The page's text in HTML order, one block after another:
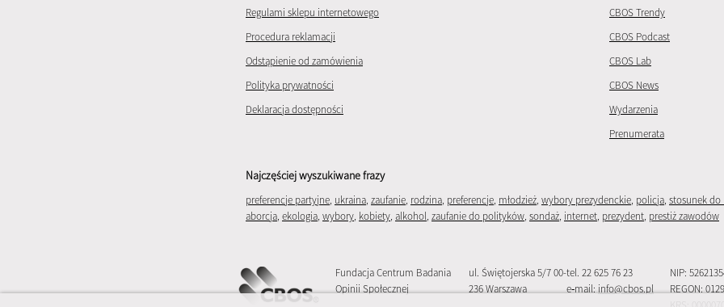
Regulami sklepu internetowego
Procedura reklamacji
Odstąpienie od zamówienia
Polityka prywatności
Deklaracja dostępności
CBOS Trendy
CBOS Podcast
CBOS Lab
CBOS News
Wydarzenia
Prenumerata
Najczęściej wyszukiwane frazy
preferencje partyjne, ukraina, zaufanie, rodzina, preferencje, młodzież, wybory prezydenckie, policja, stosunek do
aborcja, ekologia, wybory, kobiety, alkohol, zaufanie do polityków, sondaż, internet, prezydent, prestiż zawodów
Fundacja Centrum Badania
Opinii Społecznej
ul. Świętojerska 5/7 00-
236 Warszawa
tel. 22 625 76 23
e‑mail:info@cbos.pl
NIP:
REGON: